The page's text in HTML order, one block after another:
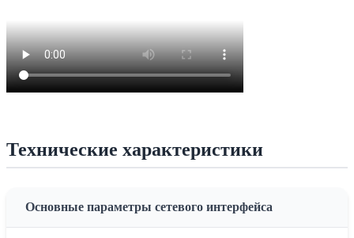
Технические характеристики
Основные параметры сетевого интерфейса